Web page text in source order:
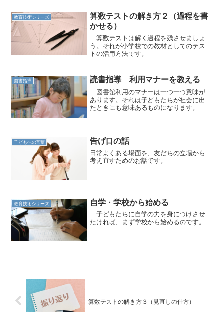
教育技術シリーズ
算数テストの解き方２（過程を書
かせる）
算数テストは解く過程を残させましょ
う。それが小学校での教材としてのテス
トの活用方法です。
図書指導 読書指導 利用マナーを教える
図書館利用のマナーは一つ一つ意味が
あります。それは子どもたちが社会に出
たときにも意味あるものになります。
子どもへの言葉 告げ口の話
日常よくある場面を、友だちの立場から
考え直すためのお話です。
教育技術シリーズ 自学・学校から始める
子どもたちに自学の力を身につけさせ
たければ、まず学校から始めるのです。
算数テストの解き方３（見直しの仕方）